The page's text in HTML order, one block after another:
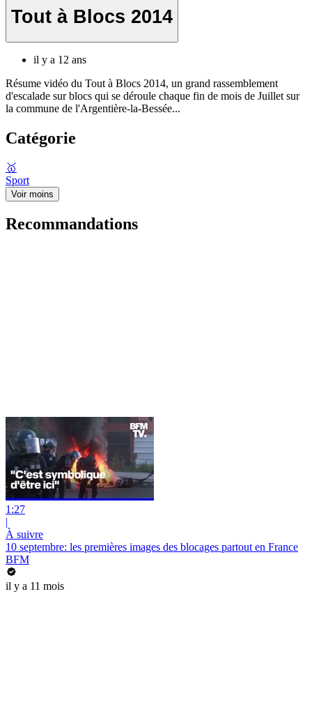
Tout à Blocs 2014
il y a 12 ans
Résume vidéo du Tout à Blocs 2014, un grand rassemblement
d'escalade sur blocs qui se déroule chaque fin de mois de Juillet sur
la commune de l'Argentière-la-Bessée...
Catégorie
🥇
Sport
Voir moins
Recommandations
1:27
|
À suivre
10 septembre: les premières images des blocages partout en France
BFM
il y a 11 mois